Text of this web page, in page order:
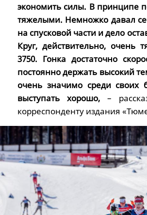
экономить силы. В принципе
тяжелыми. Немножко давал
на спусковой части и дело
Круг, действительно, очень
3750. Гонка достаточно
постоянно держать высокий
очень значимо среди своих
выступать хорошо, –
корреспонденту издания